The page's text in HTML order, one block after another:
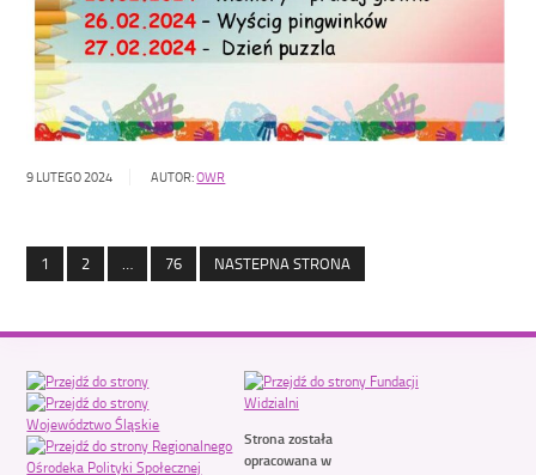
9 LUTEGO 2024 AUTOR:OWR
1 2 … 76 NASTEPNA STRONA
Strona została
opracowana w